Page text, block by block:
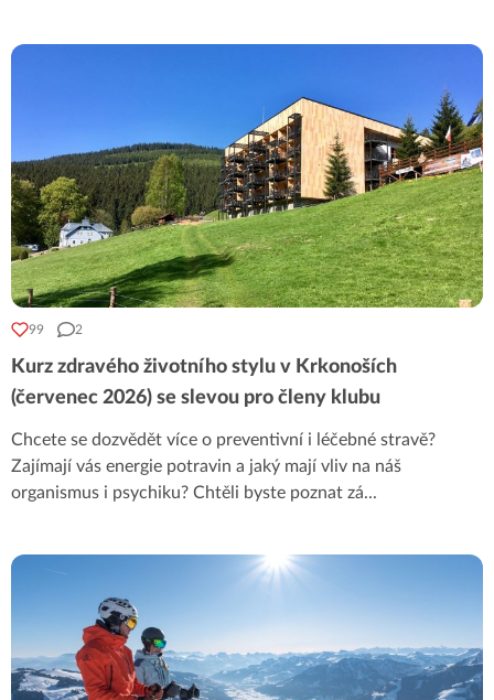
99 2
Kurz zdravého životního stylu v Krkonoších
(červenec 2026) se slevou pro členy klubu
Chcete se dozvědět více o preventivní i léčebné stravě?
Zajímají vás energie potravin a jaký mají vliv na náš
organismus i psychiku? Chtěli byste poznat zá...